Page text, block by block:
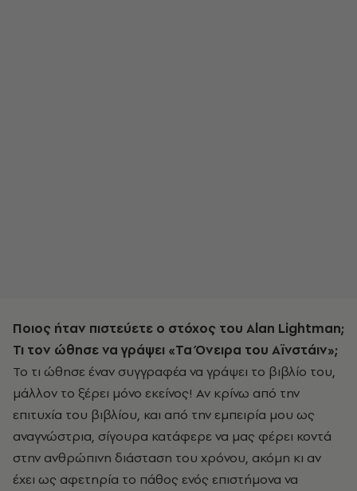
Ποιος ήταν πιστεύετε ο στόχος του Alan Lightman;
Τι τον ώθησε να γράψει «Τα Όνειρα του Αϊνστάιν»;
Το τι ώθησε έναν συγγραφέα να γράψει το βιβλίο του,
μάλλον το ξέρει μόνο εκείνος! Αν κρίνω από την
επιτυχία του βιβλίου, και από την εμπειρία μου ως
αναγνώστρια, σίγουρα κατάφερε να μας φέρει κοντά
στην ανθρώπινη διάσταση του χρόνου, ακόμη κι αν
έχει ως αφετηρία το πάθος ενός επιστήμονα να